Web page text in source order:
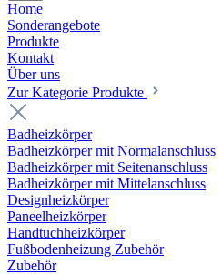
Home
Sonderangebote
Produkte
Kontakt
Über uns
Zur Kategorie Produkte
Badheizkörper
Badheizkörper mit Normalanschluss
Badheizkörper mit Seitenanschluss
Badheizkörper mit Mittelanschluss
Designheizkörper
Paneelheizkörper
Handtuchheizkörper
Fußbodenheizung Zubehör
Zubehör